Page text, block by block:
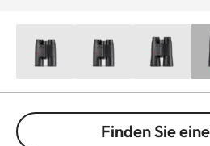
Finden Sie